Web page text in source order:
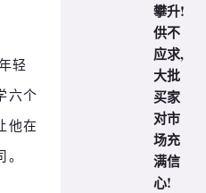
轻
六个
他在
。
攀升!
供不
应求,
大批
买家
对市
场充
满信
心!